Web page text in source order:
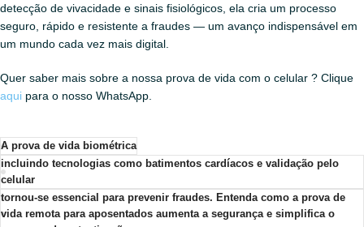
detecção de vivacidade e sinais fisiológicos, ela cria um processo
seguro, rápido e resistente a fraudes — um avanço indispensável em
um mundo cada vez mais digital.
Quer saber mais sobre a nossa prova de vida com o celular ? Clique
aqui para o nosso WhatsApp.
A prova de vida biométrica
incluindo tecnologias como batimentos cardíacos e validação pelo
celular
tornou-se essencial para prevenir fraudes. Entenda como a prova de
vida remota para aposentados aumenta a segurança e simplifica o